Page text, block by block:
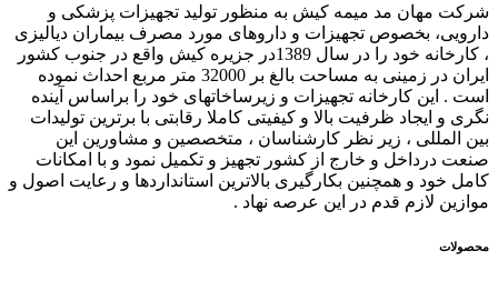
شرکت مهان مد میمه کیش به منظور تولید تجهیزات پزشکی و
دارویی، بخصوص تجهیزات و داروهای مورد مصرف بیماران دیالیزی
، کارخانه خود را در سال 1389در جزیره کیش واقع در جنوب کشور
ایران در زمینی به مساحت بالغ بر 32000 متر مربع احداث نموده
است . این کارخانه تجهیزات و زیرساخاتهای خود را براساس آینده
نگری و ایجاد ظرفیت بالا و کیفیتی کاملا رقابتی با برترین تولیدات
بین المللی ، زیر نظر کارشناسان ، متخصصین و مشاورین این
صنعت درداخل و خارج از کشور تجهیز و تکمیل نمود و با امکانات
کامل خود و همچنین بکارگیری بالاترین استانداردها و رعایت اصول و
موازین لازم قدم در این عرصه نهاد .
محصولات